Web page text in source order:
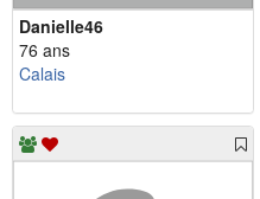
Danielle46
76 ans
Calais